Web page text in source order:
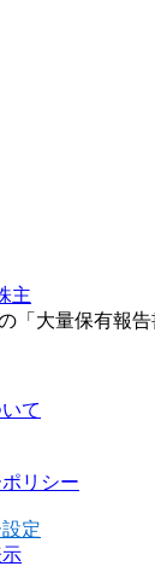
主
「大量保有報告
て
リシー
定